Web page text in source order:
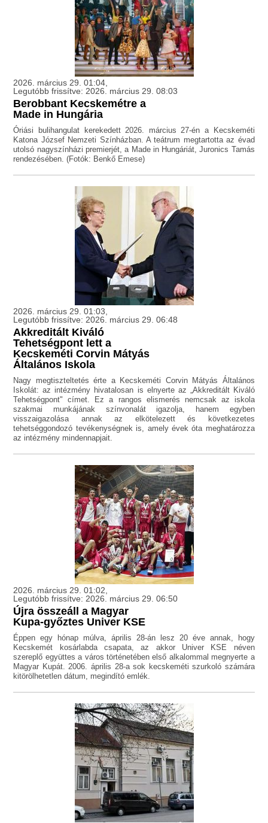
2026. március 29. 01:04,
Legutóbb frissítve: 2026. március 29. 08:03
Berobbant Kecskemétre a
Made in Hungária
Óriási bulihangulat kerekedett 2026. március 27-én a Kecskeméti
Katona József Nemzeti Színházban. A teátrum megtartotta az évad
utolsó nagyszínházi premierjét, a Made in Hungáriát, Juronics Tamás
rendezésében. (Fotók: Benkő Emese)
2026. március 29. 01:03,
Legutóbb frissítve: 2026. március 29. 06:48
Akkreditált Kiváló
Tehetségpont lett a
Kecskeméti Corvin Mátyás
Általános Iskola
Nagy megtiszteltetés érte a Kecskeméti Corvin Mátyás Általános
Iskolát: az intézmény hivatalosan is elnyerte az „Akkreditált Kiváló
Tehetségpont" címet. Ez a rangos elismerés nemcsak az iskola
szakmai munkájának színvonalát igazolja, hanem egyben
visszaigazolása annak az elkötelezett és következetes
tehetséggondozó tevékenységnek is, amely évek óta meghatározza
az intézmény mindennapjait.
2026. március 29. 01:02,
Legutóbb frissítve: 2026. március 29. 06:50
Újra összeáll a Magyar
Kupa-győztes Univer KSE
Éppen egy hónap múlva, április 28-án lesz 20 éve annak, hogy
Kecskemét kosárlabda csapata, az akkor Univer KSE néven
szereplő együttes a város történetében első alkalommal megnyerte a
Magyar Kupát. 2006. április 28-a sok kecskeméti szurkoló számára
kitörölhetetlen dátum, megindító emlék.